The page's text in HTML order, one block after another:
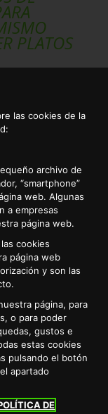
las cookies de la
archivo de
“smartphone”
web. Algunas
a empresas
página web.
cookies
página web
y son las
página, para
o para poder
gustos e
estas cookies
pulsando el botón
apartado
DE
PLATOS
esto es,
que su precio es
del mismo.
algunas
de
disfrutar